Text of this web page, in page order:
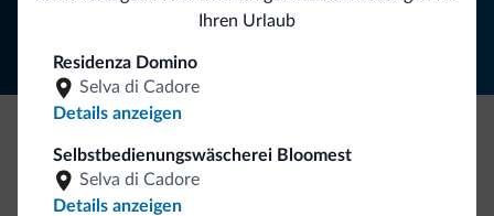
Ihren Urlaub
Residenza Domino
Selva di Cadore
Details anzeigen
Selbstbedienungswäscherei Bloomest
Selva di Cadore
Details anzeigen
Seien Sie originell, entdecken Sie die neue
Kollektion